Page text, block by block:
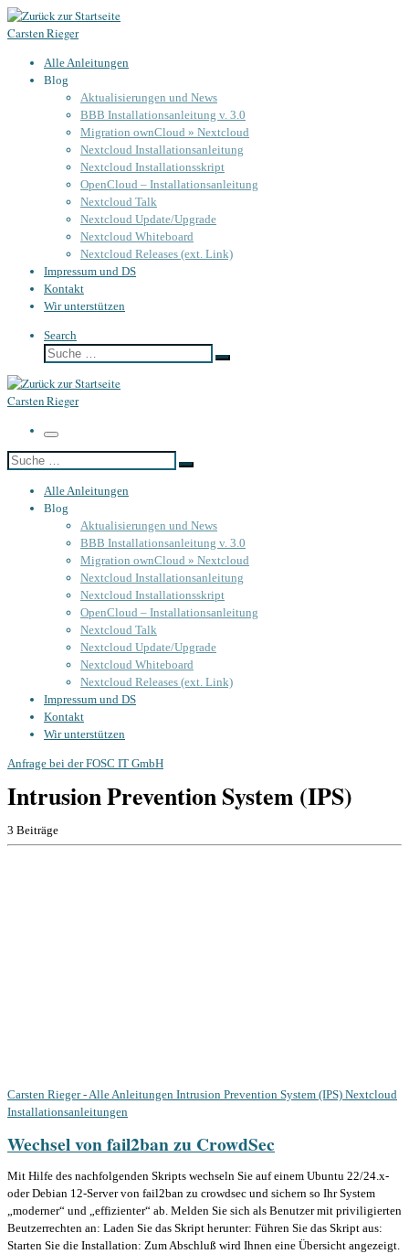
Zum
Inhalt
Carsten Rieger
Alle Anleitungen
Blog
Aktualisierungen und News
BBB Installationsanleitung v. 3.0
Migration ownCloud » Nextcloud
Nextcloud Installationsanleitung
Nextcloud Installationsskript
OpenCloud – Installationsanleitung
Nextcloud Talk
Nextcloud Update/Upgrade
Nextcloud Whiteboard
Nextcloud Releases (ext. Link)
Impressum und DS
Kontakt
Wir unterstützen
Search
Suche
Suche
Carsten Rieger
Menü
Suche
Suche
Alle Anleitungen
Blog
Aktualisierungen und News
BBB Installationsanleitung v. 3.0
Migration ownCloud » Nextcloud
Nextcloud Installationsanleitung
Nextcloud Installationsskript
OpenCloud – Installationsanleitung
Nextcloud Talk
Nextcloud Update/Upgrade
Nextcloud Whiteboard
Nextcloud Releases (ext. Link)
Impressum und DS
Kontakt
Wir unterstützen
Anfrage bei der FOSC IT GmbH
Intrusion Prevention System (IPS)
3 Beiträge
Carsten Rieger - Alle Anleitungen Intrusion Prevention System (IPS) Nextcloud
Installationsanleitungen
Wechsel von fail2ban zu CrowdSec
Mit Hilfe des nachfolgenden Skripts wechseln Sie auf einem Ubuntu 22/24.x-
oder Debian 12-Server von fail2ban zu crowdsec und sichern so Ihr System
„moderner“ und „effizienter“ ab. Melden Sie sich als Benutzer mit priviligierten
Beutzerrechten an: Laden Sie das Skript herunter: Führen Sie das Skript aus:
Starten Sie die Installation: Zum Abschluß wird Ihnen eine Übersicht angezeigt.